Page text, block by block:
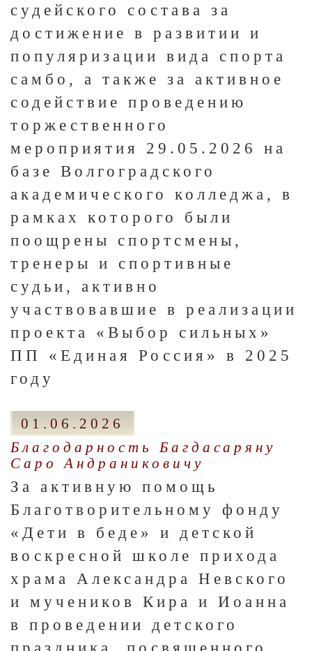
судейского состава за
достижение в развитии и
популяризации вида спорта
самбо, а также за активное
содействие проведению
торжественного
мероприятия 29.05.2026 на
базе Волгоградского
академического колледжа, в
рамках которого были
поощрены спортсмены,
тренеры и спортивные
судьи, активно
участвовавшие в реализации
проекта «Выбор сильных»
ПП «Единая Россия» в 2025
году
01.06.2026
Благодарность Багдасаряну
Саро Андраниковичу
За активную помощь
Благотворительному фонду
«Дети в беде» и детской
воскресной школе прихода
храма Александра Невского
и мучеников Кира и Иоанна
в проведении детского